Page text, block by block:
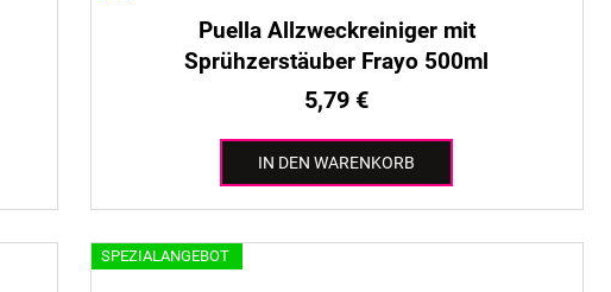
Puella Allzweckreiniger mit
Sprühzerstäuber Frayo 500ml
5,79 €
IN DEN WARENKORB
SPEZIALANGEBOT